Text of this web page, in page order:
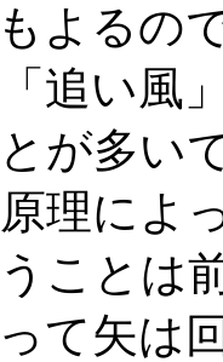
よるの
追い風
が多い
理によ
ことは
て矢は